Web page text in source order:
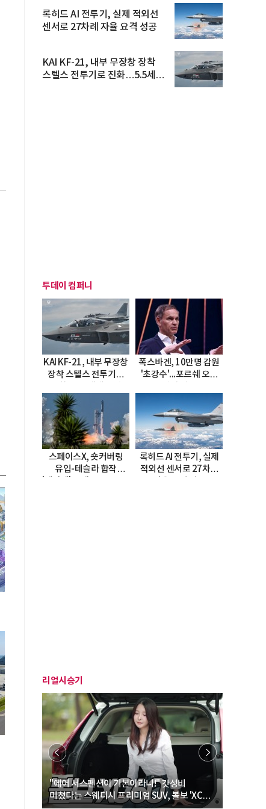
록히드 AI 전투기, 실제 적외선
센서로 27차례 자율 요격 성공
KAI KF-21, 내부 무장창 장착
스텔스 전투기로 진화…5.5세대
투데이 컴퍼니
KAI KF-21, 내부 무장창
장착 스텔스 전투기로
폭스바겐, 10만명 감원
'초강수'...포르쉐 오너
스페이스X, 숏커버링
유입-테슬라 합작
록히드 AI 전투기, 실제
적외선 센서로 27차례
리얼시승기
"에어 서스펜션이 기본이라니!" 갓성비
미쳤다는 스웨디시 프리미엄 SUV, 볼보 'XC60